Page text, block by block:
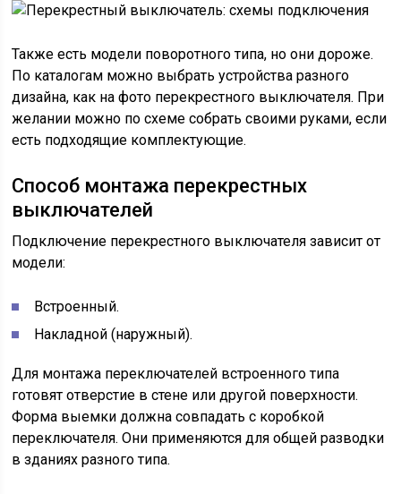
Также есть модели поворотного типа, но они дороже.
По каталогам можно выбрать устройства разного
дизайна, как на фото перекрестного выключателя. При
желании можно по схеме собрать своими руками, если
есть подходящие комплектующие.
Способ монтажа перекрестных
выключателей
Подключение перекрестного выключателя зависит от
модели:
Встроенный.
Накладной (наружный).
Для монтажа переключателей встроенного типа
готовят отверстие в стене или другой поверхности.
Форма выемки должна совпадать с коробкой
переключателя. Они применяются для общей разводки
в зданиях разного типа.